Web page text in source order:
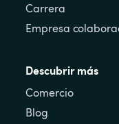
Carrera
Empresa
Descubrir más
Comercio
Blog